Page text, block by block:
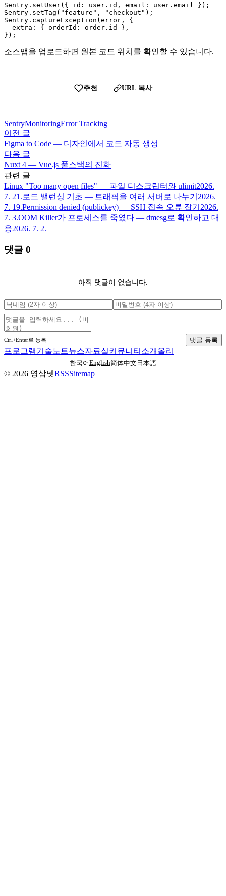
Sentry.setUser({ id: user.id, email: user.email });
Sentry.setTag("feature", "checkout");
Sentry.captureException(error, {
  extra: { orderId: order.id },
});
소스맵을 업로드하면 원본 코드 위치를 확인할 수 있습니다.
추천 URL 복사
SentryMonitoringError Tracking
이전 글
Figma to Code — 디자인에서 코드 자동 생성
다음 글
Nuxt 4 — Vue.js 풀스택의 진화
관련 글
Linux "Too many open files" — 파일 디스크립터와 ulimit2026.
7. 21.로드 밸런싱 기초 — 트래픽을 여러 서버로 나누기 2026.
7. 19.Permission denied (publickey) — SSH 접속 오류 잡기 2026.
7. 3.OOM Killer가 프로세스를 죽였다 — dmesg로 확인하고 대
응2026. 7. 2.
댓글 0
아직 댓글이 없습니다.
Ctrl+Enter로 등록 댓글 등록
프로그램기술노트뉴스자료실커뮤니티 소개 올리
한국어English简体中文 日本語
© 2026 영삼넷RSSSitemap